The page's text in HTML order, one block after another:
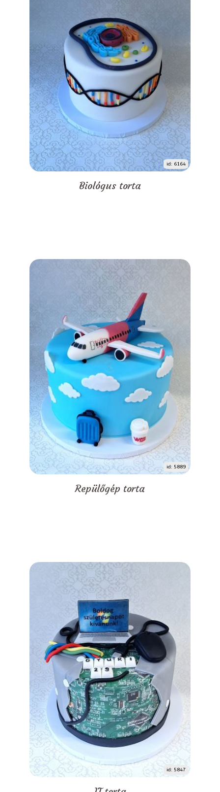
id: 6164
Biológus torta
id: 5889
Repülőgép torta
id: 5847